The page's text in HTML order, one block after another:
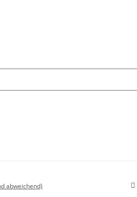
abweichend)